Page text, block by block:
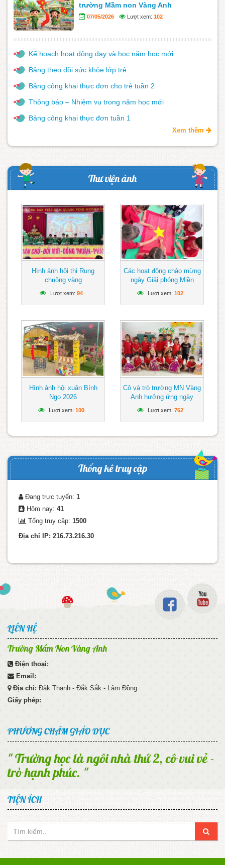
trường Mầm non Vàng Anh
07/05/2026 Lượt xem: 102
Kế hoạch hoạt động dạy và học năm học mới
Bảng theo dõi sức khỏe lớp trẻ
Bảng công khai thực đơn cho trẻ tuần 2
Thông báo – Nhiệm vụ trong năm học mới
Bảng công khai thực đơn tuần 1
Xem thêm
Thư viện ảnh
Hình ảnh hội thi Rung
chuông vàng
Lượt xem: 94
Các hoạt động chào mừng
ngày Giải phóng Miền
Lượt xem: 102
Hình ảnh hội xuân Bính
Ngọ 2026
Lượt xem: 100
Cô và trò trường MN Vàng
Anh hưởng ứng ngày
Lượt xem: 762
Thống kê truy cập
Đang trực tuyến: 1
Hôm nay: 41
Tổng truy cập: 1500
Địa chỉ IP: 216.73.216.30
LIÊN HỆ
Trường Mầm Non Vàng Anh
Điện thoại:
Email:
Địa chỉ: Đăk Thanh - Đắk Sắk - Lâm Đồng
Giấy phép:
PHƯƠNG CHÂM GIÁO DỤC
" Trường học là ngôi nhà thứ 2, cô vui vẻ -
trò hạnh phúc. "
TIỆN ÍCH